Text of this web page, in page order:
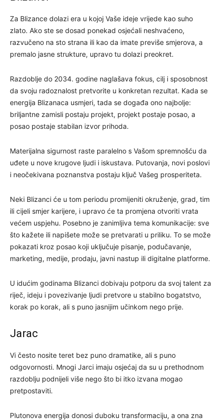
Za Blizance dolazi era u kojoj Vaše ideje vrijede kao suho
zlato. Ako ste se dosad ponekad osjećali neshvaćeno,
razvučeno na sto strana ili kao da imate previše smjerova, a
premalo jasne strukture, upravo tu dolazi preokret.
Razdoblje do 2034. godine naglašava fokus, cilj i sposobnost
da svoju radoznalost pretvorite u konkretan rezultat. Kada se
energija Blizanaca usmjeri, tada se događa ono najbolje:
briljantne zamisli postaju projekt, projekt postaje posao, a
posao postaje stabilan izvor prihoda.
Materijalna sigurnost raste paralelno s Vašom spremnošću da
uđete u nove krugove ljudi i iskustava. Putovanja, novi poslovi
i neočekivana poznanstva postaju ključ Vašeg prosperiteta.
Neki Blizanci će u tom periodu promijeniti okruženje, grad, tim
ili cijeli smjer karijere, i upravo će ta promjena otvoriti vrata
većem uspjehu. Posebno je zanimljiva tema komunikacije: sve
što kažete ili napišete može se pretvarati u priliku. To se može
pokazati kroz posao koji uključuje pisanje, podučavanje,
marketing, medije, prodaju, javni nastup ili digitalne platforme.
U idućim godinama Blizanci dobivaju potporu da svoj talent za
riječ, ideju i povezivanje ljudi pretvore u stabilno bogatstvo,
korak po korak, ali s puno jasnijim učinkom nego prije.
Jarac
Vi često nosite teret bez puno dramatike, ali s puno
odgovornosti. Mnogi Jarci imaju osjećaj da su u prethodnom
razdoblju podnijeli više nego što bi itko izvana mogao
pretpostaviti.
Plutonova energija donosi duboku transformaciju, a ona zna